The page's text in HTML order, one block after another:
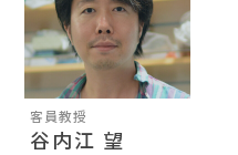
客員教授
谷内江 望